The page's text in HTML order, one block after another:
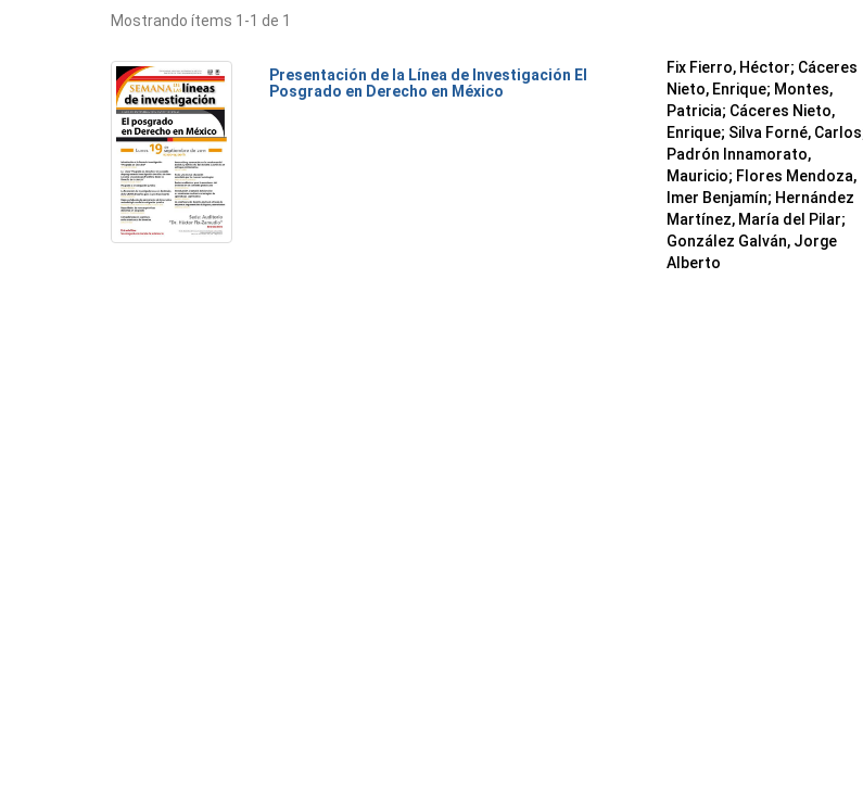
Mostrando ítems 1-1 de 1
Presentación de la Línea de Investigación El
Posgrado en Derecho en México
Fix Fierro, Héctor; Cáceres
Nieto, Enrique; Montes,
Patricia; Cáceres Nieto,
Enrique; Silva Forné, Carlos
Padrón Innamorato,
Mauricio; Flores Mendoza,
Imer Benjamín; Hernández
Martínez, María del Pilar;
González Galván, Jorge
Alberto